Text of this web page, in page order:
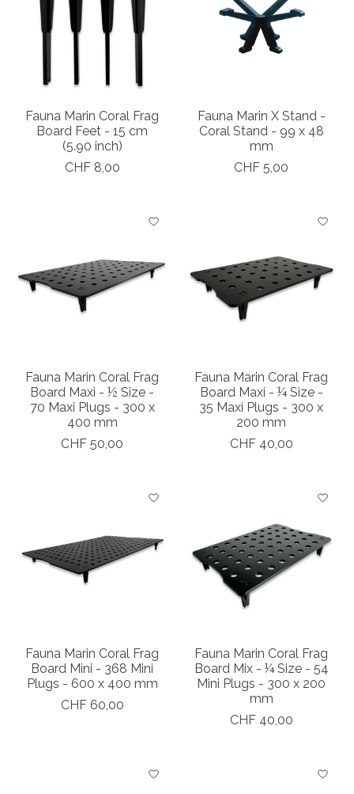
Fauna Marin Coral Frag
Board Feet - 15 cm
(5.90 inch)
CHF 8,00
Fauna Marin X Stand -
Coral Stand - 99 x 48
mm
CHF 5,00
Fauna Marin Coral Frag
Board Maxi - ½ Size -
70 Maxi Plugs - 300 x
400 mm
CHF 50,00
Fauna Marin Coral Frag
Board Maxi - ¼ Size -
35 Maxi Plugs - 300 x
200 mm
CHF 40,00
Fauna Marin Coral Frag
Board Mini - 368 Mini
Plugs - 600 x 400 mm
CHF 60,00
Fauna Marin Coral Frag
Board Mix - ¼ Size - 54
Mini Plugs - 300 x 200
mm
CHF 40,00